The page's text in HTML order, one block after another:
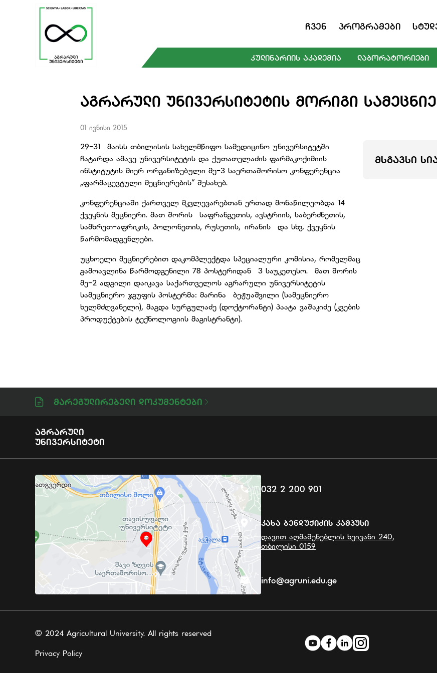
Ჩვენ Პროგრამები
ᲙᲣᲚᲘᲜᲐᲠᲘᲘᲡ ᲐᲙᲐᲓᲔᲛᲘᲐ ᲚᲐᲑᲝᲠᲐᲢᲝᲠᲘᲔᲑᲘ
ᲐᲒᲠᲐᲠᲣᲚᲘ ᲣᲜᲘᲕᲔᲠᲡᲘᲢᲔᲢᲘᲡ ᲛᲝᲠᲘᲒᲘ
01 ივნისი 2015
29-31 მაისს თბილისის სახელმწიფო სამედიცინო უნივერსიტეტში
ჩატარდა ამავე უნივერსიტეტის და ქუთათელაძის ფარმაკოქიმიის
ინსტიტუტის მიერ ორგანიზებული მე-3 საერთაშორისო კონფერენცია
„ფარმაცევტული მეცნიერების“ შესახებ.
კონფერენციაში ქართველ მკვლევარებთან ერთად მონაწილეობდა 14
ქვეყნის მეცნიერი. მათ შორის საფრანგეთის, ავსტრიის, საბერძნეთის,
სამხრეთ-აფრიკის, პოლონეთის, რუსეთის, ირანის და სხვ. ქვეყნის
წარმომადგენლები.
უცხოელი მეცნიერებით დაკომპლექტდა სპეციალური კომისია, რომელმაც
გამოავლინა წარმოდგენილი 78 პოსტერიდან 3 საუკეთესო. მათ შორის
მე-2 ადგილი დაიკავა საქართველოს აგრარული უნივერსიტეტის
სამეცნიერო ჯგუფის პოსტერმა: მარინა ბეჟუაშვილი (სამეცნიერო
ხელმძღვანელი), მაგდა სურგულაძე (დოქტორანტი) პაატა ვაშაკიძე (კვების
პროდუქტების ტექნოლოგიის მაგისტრანტი).
ᲛᲡᲒᲐᲕᲡᲘ
Მარეგულირებელი Დოკუმენტები
Აგრარული
Უნივერსიტეტი
032 2 200 901
Კახა Ბენდუქიძის Კამპუსი
დავით აღმაშენებლის ხეივანი 240,
თბილისი 0159
info@agruni.edu.ge
© 2024 Agricultural University. All rights reserved
Privacy Policy